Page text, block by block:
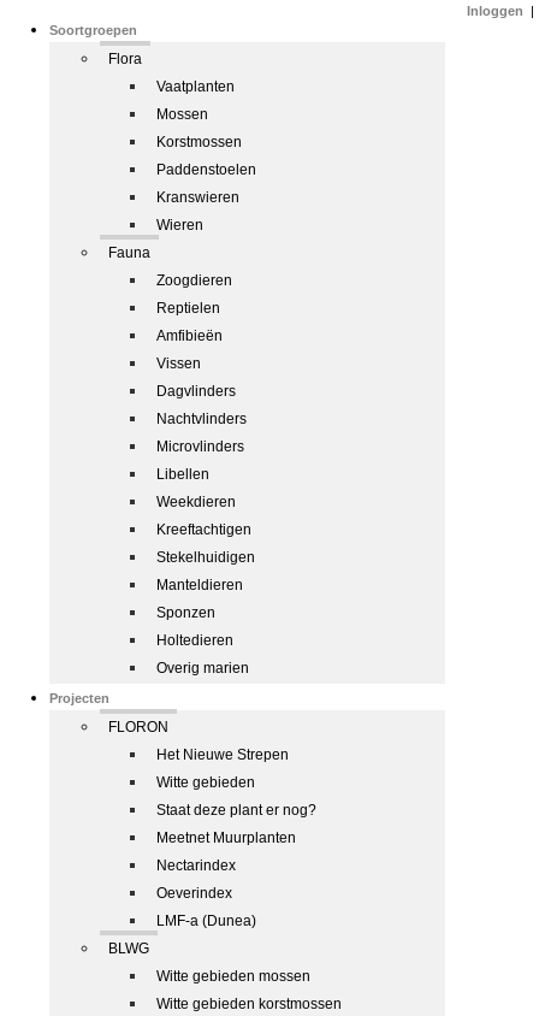
Soortgroepen
Flora
Vaatplanten
Mossen
Korstmossen
Paddenstoelen
Kranswieren
Wieren
Fauna
Zoogdieren
Reptielen
Amfibieën
Vissen
Dagvlinders
Nachtvlinders
Microvlinders
Libellen
Weekdieren
Kreeftachtigen
Stekelhuidigen
Manteldieren
Sponzen
Holtedieren
Overig marien
Projecten
FLORON
Het Nieuwe Strepen
Witte gebieden
Staat deze plant er nog?
Meetnet Muurplanten
Nectarindex
Oeverindex
LMF-a (Dunea)
BLWG
Witte gebieden mossen
Witte gebieden korstmossen
Inloggen |